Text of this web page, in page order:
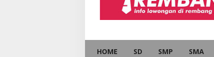
HOME SD SMP SMA